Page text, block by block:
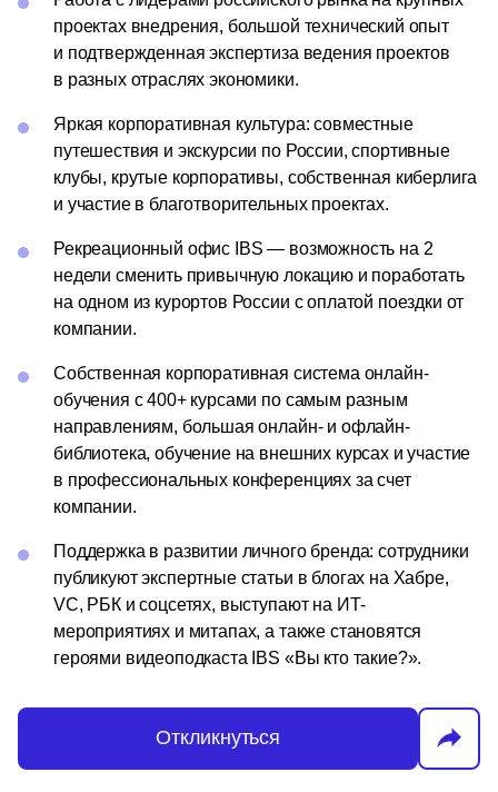
проектах внедрения, большой технический опыт
и подтвержденная экспертиза ведения проектов
в разных отраслях экономики.
Яркая корпоративная культура: совместные
путешествия и экскурсии по России, спортивные
клубы, крутые корпоративы, собственная киберлига
и участие в благотворительных проектах.
Рекреационный офис IBS — возможность на 2
недели сменить привычную локацию и поработать
на одном из курортов России с оплатой поездки от
компании.
Собственная корпоративная система онлайн-
обучения с 400+ курсами по самым разным
направлениям, большая онлайн- и офлайн-
библиотека, обучение на внешних курсах и участие
в профессиональных конференциях за счет
компании.
Поддержка в развитии личного бренда: сотрудники
публикуют экспертные статьи в блогах на Хабре,
VC, РБК и соцсетях, выступают на ИТ-
мероприятиях и митапах, а также становятся
героями видеоподкаста IBS «Вы кто такие?».
Откликнуться